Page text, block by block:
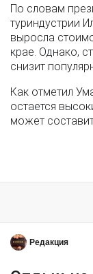
По словам
туриндустрии
выросла
крае. Однако,
снизит
Как отметил
остается
может
Редакция